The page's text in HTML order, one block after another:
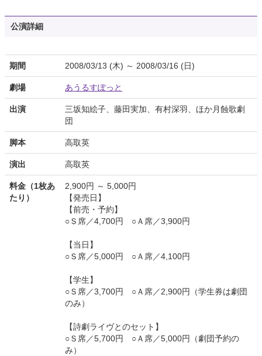
公演詳細
期間 2008/03/13 (木) ～ 2008/03/16 (日)
劇場 あうるすぽっと
出演
三坂知絵子、藤田実加、有村深羽、ほか月蝕歌劇
団
脚本 高取英
演出 高取英
料金（1枚あ
たり）
2,900円 ～ 5,000円
【発売日】
【前売・予約】
○Ｓ席／4,700円 ○Ａ席／3,900円
【当日】
○Ｓ席／5,000円 ○Ａ席／4,100円
【学生】
○Ｓ席／3,700円 ○Ａ席／2,900円（学生券は劇団
のみ）
【詩劇ライヴとのセット】
○Ｓ席／5,700円 ○Ａ席／5,000円（劇団予約の
み）